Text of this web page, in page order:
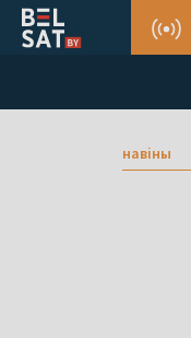
навіны